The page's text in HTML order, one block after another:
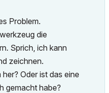
Problem.
die
Sprich, ich kann
zeichnen.
Oder ist das eine
gemacht habe?